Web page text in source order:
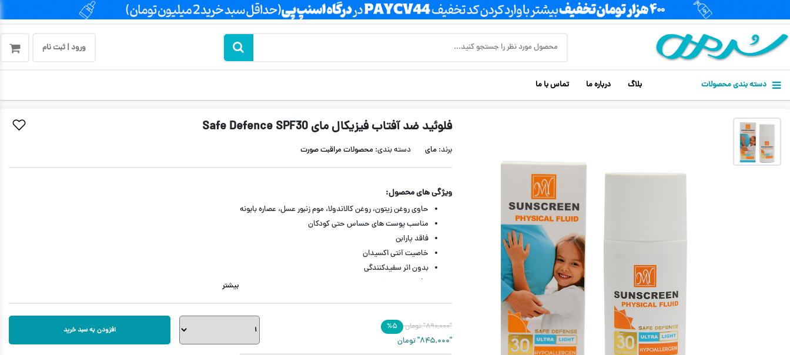
ورود | ثبت نام
دسته بندی محصولات بلاگ درباره ما تماس با ما
فلوئید ضد آفتاب فیزیکال مای Safe Defence SPF30
برند: مای دسته بندی: محصولات مراقبت صورت
ویژگی های محصول:
حاوی روغن زیتون، روغن کالاندولا، موم زنبور عسل، عصاره بابونه
مناسب پوست های حساس حتی کودکان
فاقد پارابن
خاصیت آنتی اکسیدان
بدون اثر سفیدکنندگی
بی رنگ
حجم 50 میل
بیشتر
"۸۹۰,۰۰۰" تومان ۵%
"۸۴۵,۰۰۰" تومان
افزودن به سبد خرید